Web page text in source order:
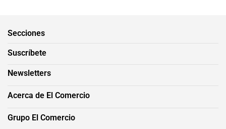
Secciones
Suscríbete
Newsletters
Acerca de El Comercio
Grupo El Comercio